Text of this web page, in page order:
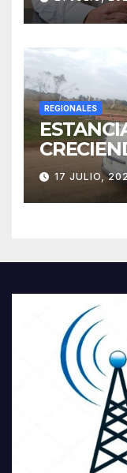
su
REGIONALES
17 JULIO,